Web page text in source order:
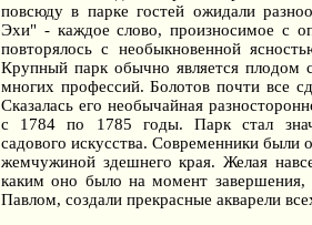
повсюду в парке гостей ожидали
Эхи" - каждое слово, произносимое с
повторялось с необыкновенной
Крупный парк обычно является плодом
многих профессий. Болотов почти все
Сказалась его необычайная
с 1784 по 1785 годы. Парк стал
садового искусства. Современники были
жемчужиной здешнего края. Желая
каким оно было на момент
Павлом, создали прекрасные акварели